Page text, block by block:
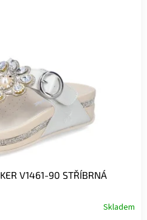
V1461-90 STŘÍBRNÁ
Skladem